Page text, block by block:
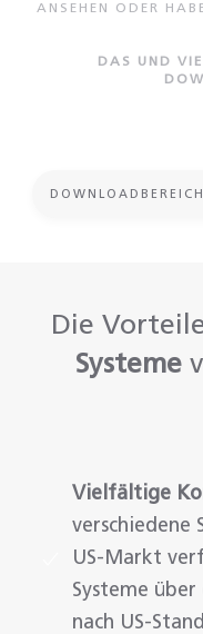
ANSEHEN ODER
DAS UND
Die
Systeme
Vielfältige
verschiedene
US-Markt
Systeme
nach US-